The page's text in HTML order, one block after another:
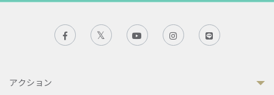
アクション